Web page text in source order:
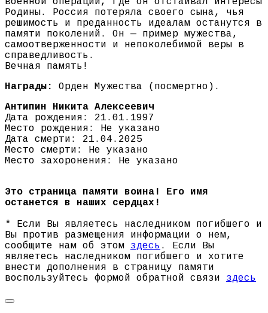
Родины. Россия потеряла своего сына, чья
решимость и преданность идеалам останутся в
памяти поколений. Он — пример мужества,
самоотверженности и непоколебимой веры в
справедливость.
Вечная память!
Награды:
Орден Мужества (посмертно).
Антипин Никита Алексеевич
Дата рождения: 21.01.1997
Место рождения: Не указано
Дата смерти: 21.04.2025
Место смерти: Не указано
Место захоронения: Не указано
Это страница памяти воина! Его имя
останется в наших сердцах!
* Если Вы являетесь наследником погибшего и
Вы против размещения информации о нем,
сообщите нам об этом здесь . Если Вы
являетесь наследником погибшего и хотите
внести дополнения в страницу памяти
воспользуйтесь формой обратной связи здесь